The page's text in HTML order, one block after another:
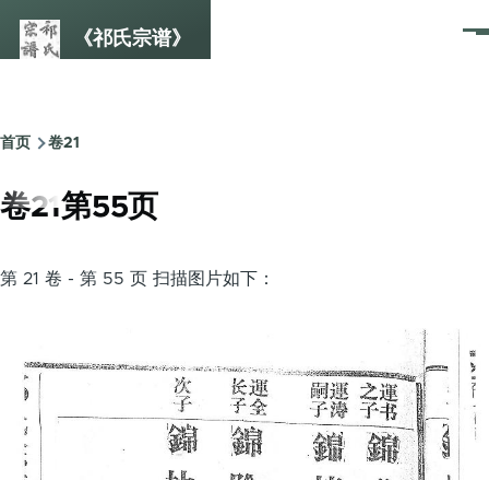
《祁氏宗谱》
菜
面
包
屑
首页 卷21
卷21第55页
第 21 卷 - 第 55 页 扫描图片如下：